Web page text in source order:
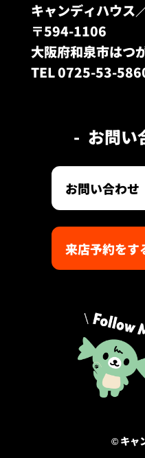
キャンディハウス
〒594-1106
大阪府和泉市はつ
TEL 0725-53-
お問い
お問い合わせ
来店予約をす
© キャ